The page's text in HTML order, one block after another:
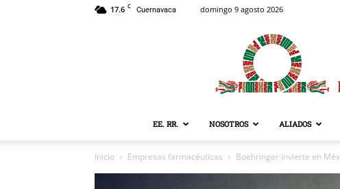
17.6 C Cuernavaca domingo 9 agosto 2026
EE. RR. NOSOTROS ALIADOS
Inicio Empresas farmacéuticas Boehringer invierte en